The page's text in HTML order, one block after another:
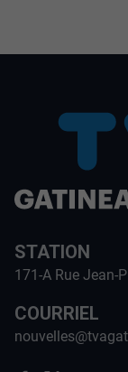
STATION
171-A Rue Jean-
COURRIEL